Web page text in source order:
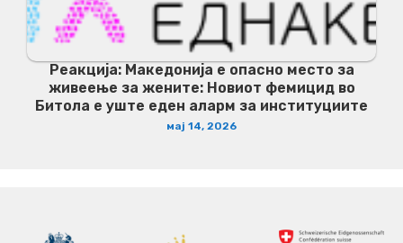
Реакција: Македонија е опасно место за
живеење за жените: Новиот фемицид во
Битола е уште еден аларм за институциите
мај 14, 2026